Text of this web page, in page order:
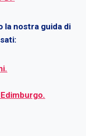
la nostra guida di